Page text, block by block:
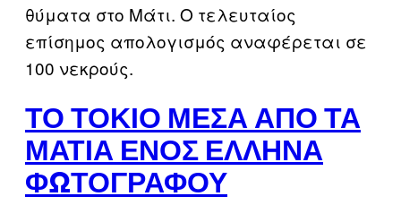
θύματα στο Μάτι. Ο τελευταίος
επίσημος απολογισμός αναφέρεται σε
100 νεκρούς.
ΤΟ ΤΌΚΙΟ ΜΈΣΑ ΑΠΌ ΤΑ
ΜΆΤΙΑ ΕΝΌΣ ΈΛΛΗΝΑ
ΦΩΤΟΓΡΆΦΟΥ